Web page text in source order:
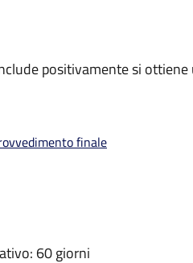
positivamente si ottiene
finale
60 giorni